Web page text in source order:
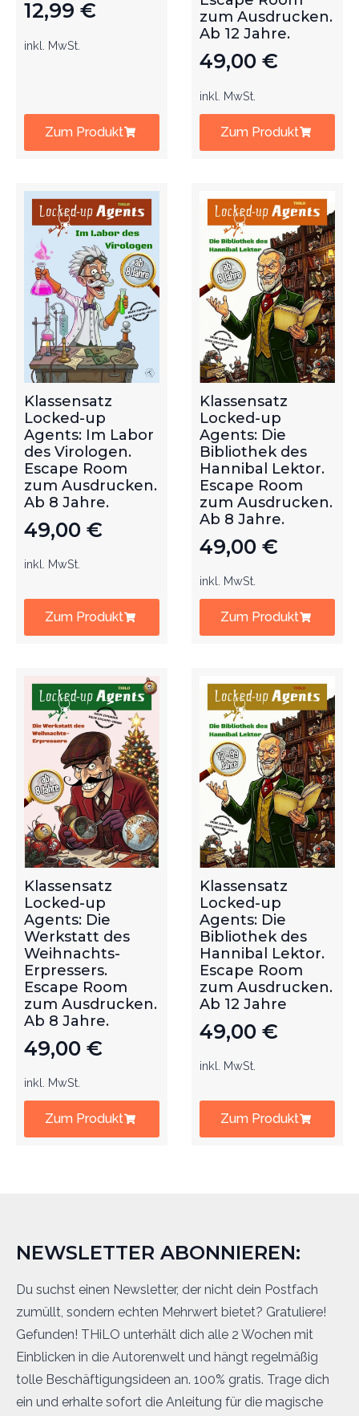
12,99 €
inkl. MwSt.
Zum Produkt
zum Ausdrucken.
Ab 12 Jahre.
49,00 €
inkl. MwSt.
Zum Produkt
Klassensatz
Locked-up
Agents: Im Labor
des Virologen.
Escape Room
zum Ausdrucken.
Ab 8 Jahre.
49,00 €
inkl. MwSt.
Zum Produkt
Klassensatz
Locked-up
Agents: Die
Bibliothek des
Hannibal Lektor.
Escape Room
zum Ausdrucken.
Ab 8 Jahre.
49,00 €
inkl. MwSt.
Zum Produkt
Klassensatz
Locked-up
Agents: Die
Werkstatt des
Weihnachts-
Erpressers.
Escape Room
zum Ausdrucken.
Ab 8 Jahre.
49,00 €
inkl. MwSt.
Zum Produkt
Klassensatz
Locked-up
Agents: Die
Bibliothek des
Hannibal Lektor.
Escape Room
zum Ausdrucken.
Ab 12 Jahre
49,00 €
inkl. MwSt.
Zum Produkt
NEWSLETTER ABONNIEREN:
Du suchst einen Newsletter, der nicht dein Postfach
zumüllt, sondern echten Mehrwert bietet? Gratuliere!
Gefunden! THiLO unterhält dich alle 2 Wochen mit
Einblicken in die Autorenwelt und hängt regelmäßig
tolle Beschäftigungsideen an. 100% gratis. Trage dich
ein und erhalte sofort die Anleitung für die magische